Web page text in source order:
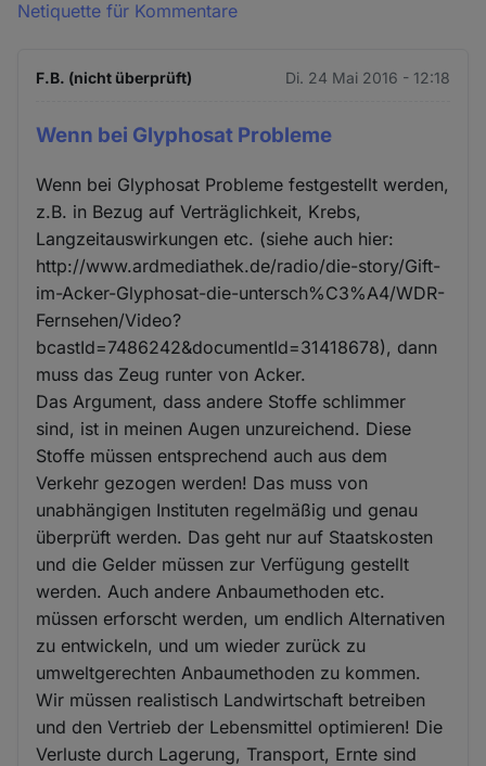
Netiquette für Kommentare
F.B. (nicht überprüft) Di. 24 Mai 2016 - 12:18
Wenn bei Glyphosat Probleme
Wenn bei Glyphosat Probleme festgestellt werden,
z.B. in Bezug auf Verträglichkeit, Krebs,
Langzeitauswirkungen etc. (siehe auch hier:
http://www.ardmediathek.de/radio/die-story/Gift-
im-Acker-Glyphosat-die-untersch%C3%A4/WDR-
Fernsehen/Video?
bcastId=7486242&documentId=31418678), dann
muss das Zeug runter von Acker.
Das Argument, dass andere Stoffe schlimmer
sind, ist in meinen Augen unzureichend. Diese
Stoffe müssen entsprechend auch aus dem
Verkehr gezogen werden! Das muss von
unabhängigen Instituten regelmäßig und genau
überprüft werden. Das geht nur auf Staatskosten
und die Gelder müssen zur Verfügung gestellt
werden. Auch andere Anbaumethoden etc.
müssen erforscht werden, um endlich Alternativen
zu entwickeln, und um wieder zurück zu
umweltgerechten Anbaumethoden zu kommen.
Wir müssen realistisch Landwirtschaft betreiben
und den Vertrieb der Lebensmittel optimieren! Die
Verluste durch Lagerung, Transport, Ernte sind